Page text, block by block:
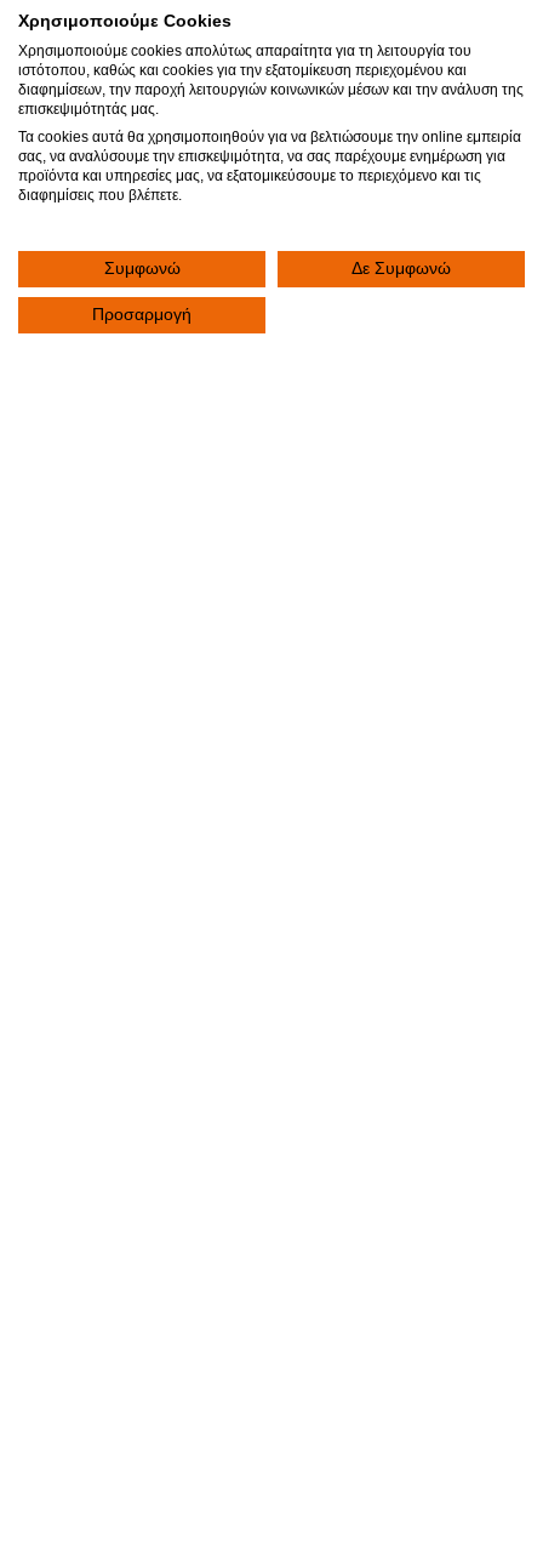
επίσκεψη μου;
Παρακάτω θα βρείτε χρήσιμες συμβουλές που
μπορείτε να ακολουθήσετε ώστε να προετοιμαστείτε με
τον καλύτερο τρόπο για το ραντεβού σας, αλλά και για
αυτά που πρέπει να έχετε υπόψιν σας κατά τη διάρκεια
της επίσκεψής σας στην Κλινική, ώστε να την
03
Χρησιμοποιούμε Cookies
Χρησιμοποιούμε cookies απολύτως απαραίτητα για τη λειτουργία του
ιστότοπου, καθώς και cookies για την εξατομίκευση περιεχομένου και
διαφημίσεων, την παροχή λειτουργιών κοινωνικών μέσων και την ανάλυση της
επισκεψιμότητάς μας.
Τα cookies αυτά θα χρησιμοποιηθούν για να βελτιώσουμε την online εμπειρία
σας, να αναλύσουμε την επισκεψιμότητα, να σας παρέχουμε ενημέρωση για
προϊόντα και υπηρεσίες μας, να εξατομικεύσουμε το περιεχόμενο και τις
διαφημίσεις που βλέπετε.
Συμφωνώ Δε Συμφωνώ
Προσαρμογή